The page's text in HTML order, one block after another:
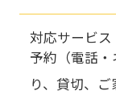
対応サービス
予約（電話
り、貸切、ご